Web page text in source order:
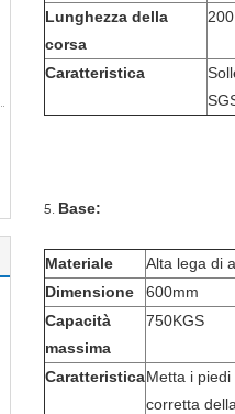
Lunghezza della
corsa
Caratteristica
5. Base:
Materiale
Alta lega di
Dimensione
600mm
Capacità
massima
750KGS
CaratteristicaMetta i
corretta